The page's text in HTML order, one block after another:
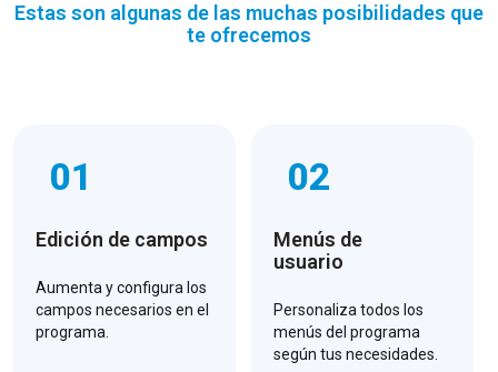
Estas son algunas de las muchas posibilidades que
te ofrecemos
01
Edición de campos
Aumenta y configura los
campos necesarios en el
programa.
02
Menús de
usuario
Personaliza todos los
menús del programa
según tus necesidades.